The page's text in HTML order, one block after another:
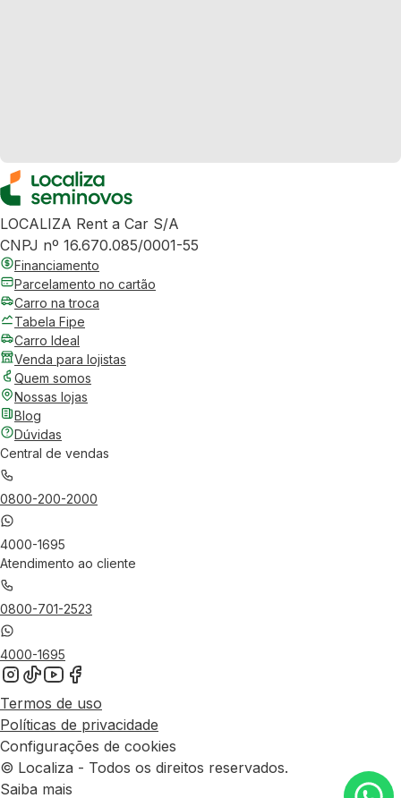
LOCALIZA Rent a Car S/A
CNPJ nº 16.670.085/0001-55
Financiamento
Parcelamento no cartão
Carro na troca
Tabela Fipe
Carro Ideal
Venda para lojistas
Quem somos
Nossas lojas
Blog
Dúvidas
Central de vendas
0800-200-2000
4000-1695
Atendimento ao cliente
0800-701-2523
4000-1695
Termos de uso
Políticas de privacidade
Configurações de cookies
© Localiza - Todos os direitos reservados.
Saiba mais